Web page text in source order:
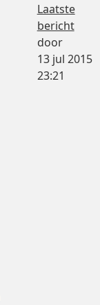
Laatste
bericht
door
13 jul 2015
23:21